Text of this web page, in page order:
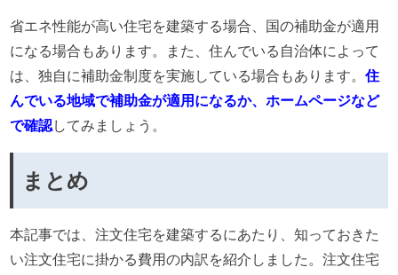
省エネ性能が高い住宅を建築する場合、国の補助金が適用
になる場合もあります。また、住んでいる自治体によって
は、独自に補助金制度を実施している場合もあります。住
んでいる地域で補助金が適用になるか、ホームページなど
で確認してみましょう。
まとめ
本記事では、注文住宅を建築するにあたり、知っておきた
い注文住宅に掛かる費用の内訳を紹介しました。注文住宅